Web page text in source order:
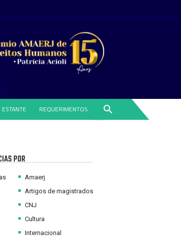
ESTANTE REQUERIMENTOS search
POR
Amaerj
Artigos de magistrados
CNJ
Cultura
Internacional